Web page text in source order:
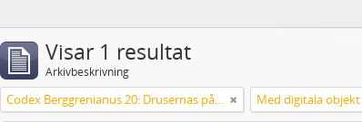
Visar 1 resultat
Arkivbeskrivning
Codex Berggrenianus 20: Drusernas på Libanon heliga bok Med digitala objekt